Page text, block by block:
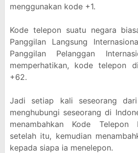
menggunakan kode +1.
Kode telepon suatu negara
Panggilan Langsung
Panggilan Pelanggan
memperhatikan, kode telepon
+62.
Jadi setiap kali seseorang
menghubungi seseorang di
menambahkan Kode Telepon
setelah itu, kemudian
kepada siapa ia menelepon.